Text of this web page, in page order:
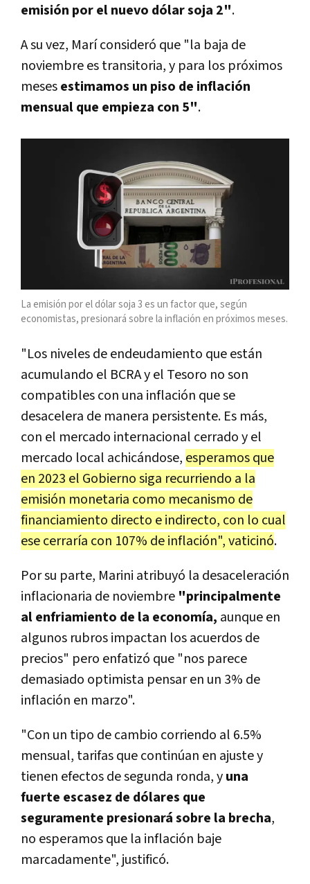
emisión por el nuevo dólar soja 2".
A su vez, Marí consideró que "la baja de
noviembre es transitoria, y para los próximos
mesesestimamos un piso de inflación
mensual que empieza con 5".
La emisión por el dólar soja 3 es un factor que, según
economistas, presionará sobre la inflación en próximos meses.
"Los niveles de endeudamiento que están
acumulando el BCRA y el Tesoro no son
compatibles con una inflación que se
desacelera de manera persistente. Es más,
con el mercado internacional cerrado y el
mercado local achicándose, esperamos que
en 2023 el Gobierno siga recurriendo a la
emisión monetaria como mecanismo de
financiamiento directo e indirecto, con lo cual
ese cerraría con 107% de inflación", vaticinó.
Por su parte, Marini atribuyó la desaceleración
inflacionaria de noviembre "principalmente
al enfriamiento de la economía, aunque en
algunos rubros impactan los acuerdos de
precios" pero enfatizó que "nos parece
demasiado optimista pensar en un 3% de
inflación en marzo".
"Con un tipo de cambio corriendo al 6.5%
mensual, tarifas que continúan en ajuste y
tienen efectos de segunda ronda, yuna
fuerte escasez de dólares que
seguramente presionará sobre la brecha,
no esperamos que la inflación baje
marcadamente", justificó.